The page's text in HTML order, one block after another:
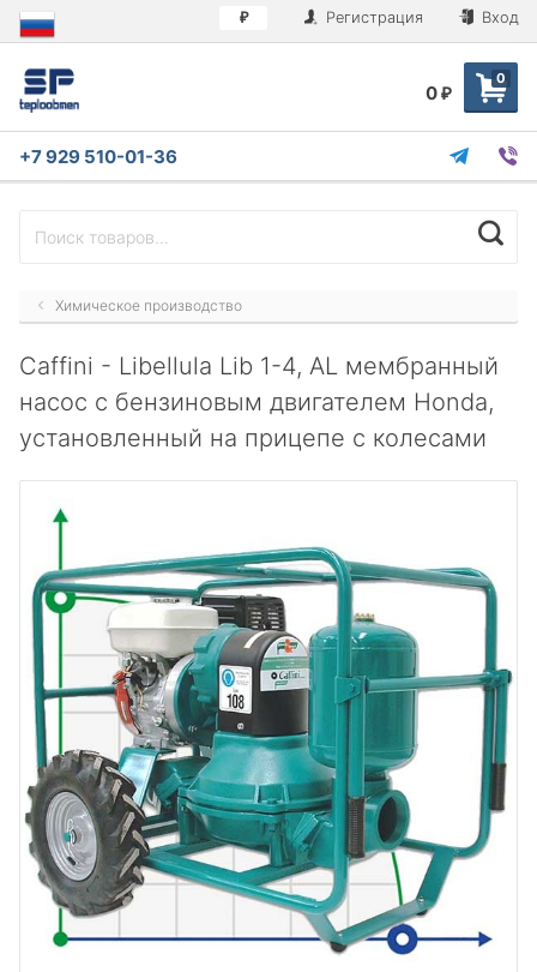
₽ Регистрация Вход
0
0 ₽
+7 929 510-01-36
Химическое производство
Caffini - Libellula Lib 1-4, AL мембранный
насос с бензиновым двигателем Honda,
установленный на прицепе с колесами